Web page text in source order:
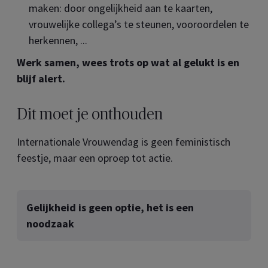
maken: door ongelijkheid aan te kaarten,
vrouwelijke collega’s te steunen, vooroordelen te
herkennen, ...
Werk samen, wees trots op wat al gelukt is en
blijf alert.
Dit moet je onthouden
Internationale Vrouwendag is geen feministisch
feestje, maar een oproep tot actie.
Gelijkheid is geen optie, het is een
noodzaak